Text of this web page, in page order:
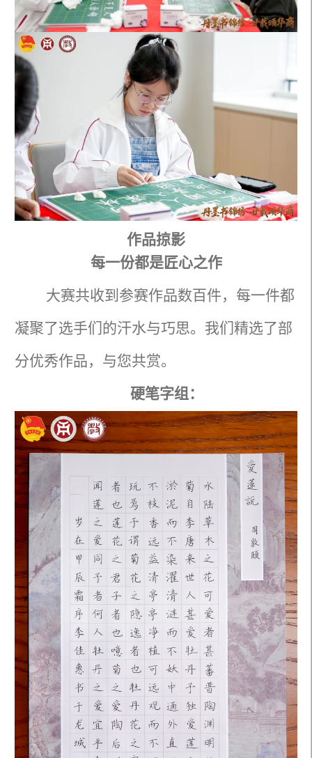
作品掠影
每一份都是匠心之作
大赛共收到参赛作品数百件，每一件都
凝聚了选手们的汗水与巧思。我们精选了部
分优秀作品，与您共赏。
硬笔字组：